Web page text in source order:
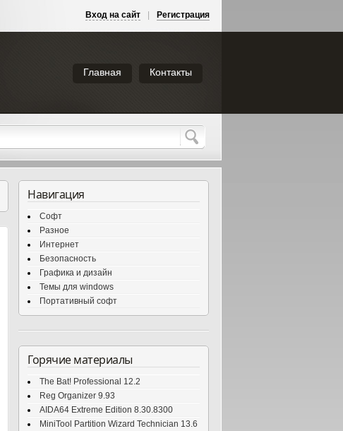
Вход на сайт Регистрация
Главная Контакты
Навигация
Софт
Разное
Интернет
Безопасность
Графика и дизайн
Темы для windows
Портативный софт
Горячие материалы
The Bat! Professional 12.2
Reg Organizer 9.93
AIDA64 Extreme Edition 8.30.8300
MiniTool Partition Wizard Technician 13.6